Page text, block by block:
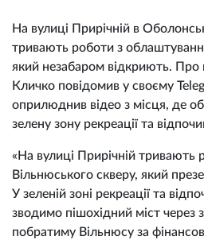
На вулиці Прирічній в
тривають роботи з
який незабаром відкриють. Про
Кличко повідомив у своєму
оприлюднив відео з місця, де
зелену зону рекреації та
«На вулиці Прирічній тривають
Вільнюського скверу, який
У зеленій зоні рекреації та
зводимо пішохідний міст через
побратиму Вільнюсу за